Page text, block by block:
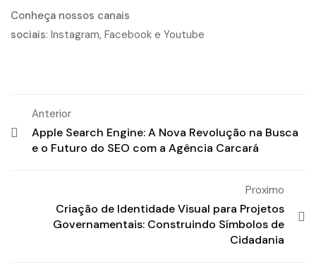
Conheça nossos canais
sociais: Instagram, Facebook e Youtube
Anterior
Apple Search Engine: A Nova Revolução na Busca
e o Futuro do SEO com a Agência Carcará
Proximo
Criação de Identidade Visual para Projetos
Governamentais: Construindo Símbolos de
Cidadania